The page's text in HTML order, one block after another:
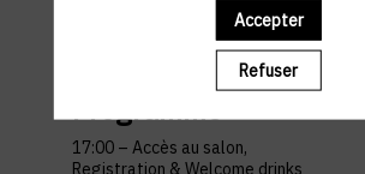
Salon Architect@Work
Programme
17:00 – Accès au salon,
Accepter
Refuser